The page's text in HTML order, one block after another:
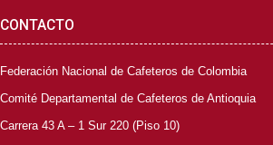
CONTACTO
Federación Nacional de Cafeteros de Colombia
Comité Departamental de Cafeteros de Antioquia
Carrera 43 A – 1 Sur 220 (Piso 10)